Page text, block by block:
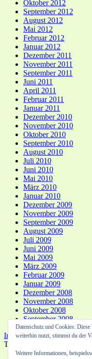
Oktober 2012
September 2012
August 2012
Mai 2012
Februar 2012
Januar 2012
Dezember 2011
November 2011
September 2011
Juni 2011
April 2011
Februar 2011
Januar 2011
Dezember 2010
November 2010
Oktober 2010
September 2010
August 2010
Juli 2010
Juni 2010
Mai 2010
März 2010
Januar 2010
Dezember 2009
November 2009
September 2009
August 2009
Juli 2009
Juni 2009
Mai 2009
März 2009
Februar 2009
Januar 2009
Dezember 2008
November 2008
Oktober 2008
September 2008
Datenschutz und Cookies:
weiterhin nutzt, stimmst du der
Weitere Informationen,
In eigener Sache...Die
Translate »